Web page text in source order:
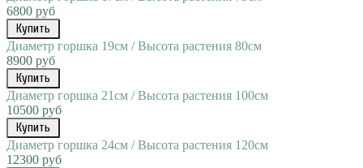
6800 руб
Купить
Диаметр горшка 19см / Высота растения 80см
8900 руб
Купить
Диаметр горшка 21см / Высота растения 100см
10500 руб
Купить
Диаметр горшка 24см / Высота растения 120см
12300 руб